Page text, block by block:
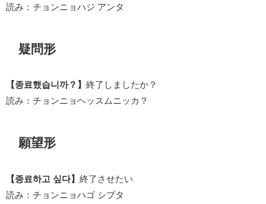
読み：チョンニョハジ アンタ
疑問形
【종료했습니까？】 終了しましたか？
読み：チョンニョヘッスムニッカ？
願望形
【종료하고 싶다】 終了させたい
読み：チョンニョハゴ シプタ